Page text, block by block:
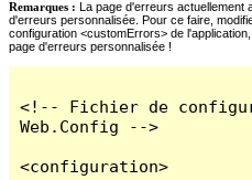
Remarques : La page d'erreurs actuellement
d'erreurs personnalisée. Pour ce faire,
configuration <customErrors> de
page d'erreurs personnalisée !
<!-- Fichier de
Web.Config -->
<configuration>